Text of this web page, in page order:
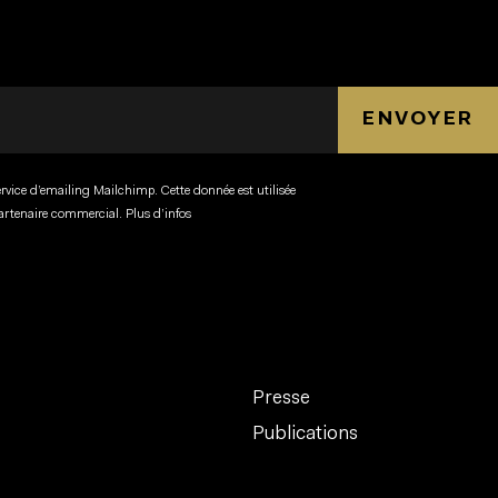
d’emailing Mailchimp. Cette donnée est utilisée
commercial. Plus d’infos
ENVOYER
Presse
Publications